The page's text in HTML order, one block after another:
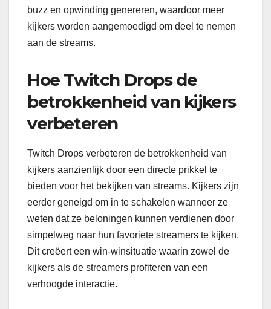
buzz en opwinding genereren, waardoor meer
kijkers worden aangemoedigd om deel te nemen
aan de streams.
Hoe Twitch Drops de
betrokkenheid van kijkers
verbeteren
Twitch Drops verbeteren de betrokkenheid van
kijkers aanzienlijk door een directe prikkel te
bieden voor het bekijken van streams. Kijkers zijn
eerder geneigd om in te schakelen wanneer ze
weten dat ze beloningen kunnen verdienen door
simpelweg naar hun favoriete streamers te kijken.
Dit creëert een win-winsituatie waarin zowel de
kijkers als de streamers profiteren van een
verhoogde interactie.